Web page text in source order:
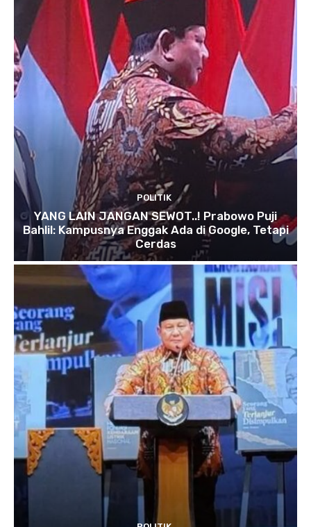
POLITIK
YANG LAIN JANGAN SEWOT..! Prabowo Puji
Bahlil: Kampusnya Enggak Ada di Google, Tetapi
Cerdas